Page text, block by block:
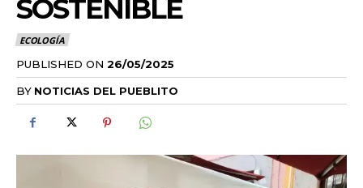
SOSTENIBLE
ECOLOGÍA
PUBLISHED ON 26/05/2025
BY NOTICIAS DEL PUEBLITO